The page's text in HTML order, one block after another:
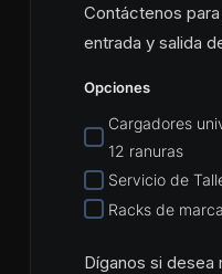
Contáctenos
entrada y salida
Opciones
Cargadores
12 ranuras
Servicio de
Racks de
Díganos si desea